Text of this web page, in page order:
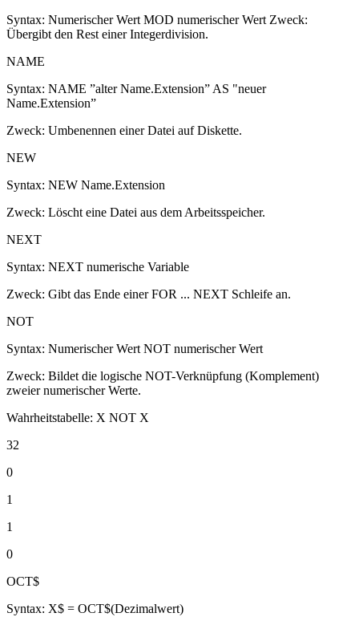
Syntax: Numerischer Wert MOD numerischer Wert Zweck:
Übergibt den Rest einer Integerdivision.
NAME
Syntax: NAME ”alter Name.Extension” AS "neuer
Name.Extension”
Zweck: Umbenennen einer Datei auf Diskette.
NEW
Syntax: NEW Name.Extension
Zweck: Löscht eine Datei aus dem Arbeitsspeicher.
NEXT
Syntax: NEXT numerische Variable
Zweck: Gibt das Ende einer FOR ... NEXT Schleife an.
NOT
Syntax: Numerischer Wert NOT numerischer Wert
Zweck: Bildet die logische NOT-Verknüpfung (Komplement)
zweier numerischer Werte.
Wahrheitstabelle: X NOT X
32
0
1
1
0
OCT$
Syntax: X$ = OCT$(Dezimalwert)